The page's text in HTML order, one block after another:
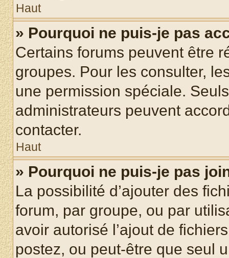
Haut
» Pourquoi ne puis-je pas
Certains forums peuvent être
groupes. Pour les consulter,
une permission spéciale.
administrateurs peuvent
contacter.
Haut
» Pourquoi ne puis-je pas
La possibilité d’ajouter des
forum, par groupe, ou par
avoir autorisé l’ajout de
postez, ou peut-être que seul